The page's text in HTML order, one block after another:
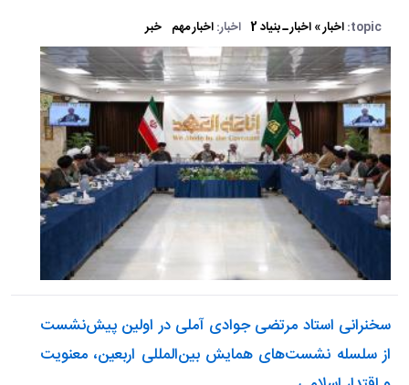
topic: اخبار » اخبار ـ بنیاد 2 اخبار:اخبار مهم خبر
سخنرانی استاد مرتضی جوادی آملی در اولین پیش‌نشست
از سلسله نشست‌های همایش بین‌المللی اربعین، معنویت